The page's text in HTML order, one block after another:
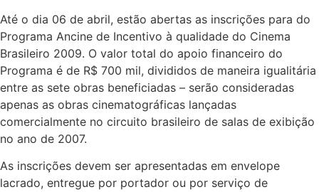
Até o dia 06 de abril, estão abertas as inscrições para do
Programa Ancine de Incentivo à qualidade do Cinema
Brasileiro 2009. O valor total do apoio financeiro do
Programa é de R$ 700 mil, divididos de maneira igualitária
entre as sete obras beneficiadas – serão consideradas
apenas as obras cinematográficas lançadas
comercialmente no circuito brasileiro de salas de exibição
no ano de 2007.
As inscrições devem ser apresentadas em envelope
lacrado, entregue por portador ou por serviço de